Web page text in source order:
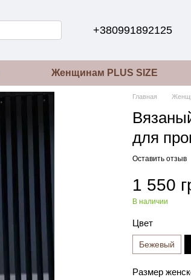
+380991892125
Женщинам PLUS SIZE
Главная
для
Оставить отзыв
1 550
В наличии
Цвет
Бежевый
Размер